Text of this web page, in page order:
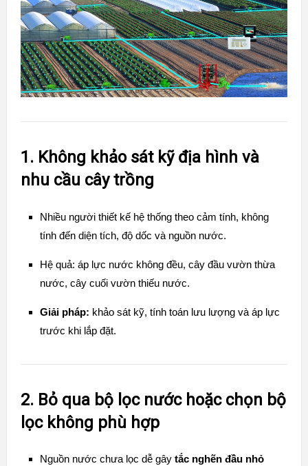
1. Không khảo sát kỹ địa hình và
nhu cầu cây trồng
Nhiều người thiết kế hệ thống theo cảm tính, không
tính đến diện tích, độ dốc và nguồn nước.
Hệ quả: áp lực nước không đều, cây đầu vườn thừa
nước, cây cuối vườn thiếu nước.
Giải pháp: khảo sát kỹ, tính toán lưu lượng và áp lực
trước khi lắp đặt.
2. Bỏ qua bộ lọc nước hoặc chọn bộ
lọc không phù hợp
Nguồn nước chưa lọc dễ gâytắc nghẽn đầu nhỏ